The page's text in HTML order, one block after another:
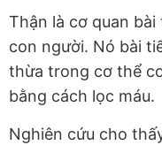
Thận là cơ quan
con người. Nó bài
thừa trong cơ thể
bằng cách lọc máu.
Nghiên cứu cho